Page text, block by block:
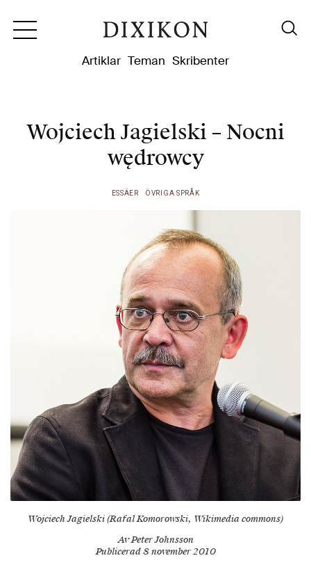
Artiklar Teman Skribenter
Wojciech Jagielski – Nocni
wędrowcy
ESSÄER ÖVRIGA SPRÅK
Wojciech Jagielski (Rafal Komorowski, Wikimedia commons)
Av Peter Johnsson
Publicerad 8 november 2010